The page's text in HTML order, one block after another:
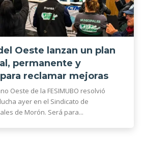
Oeste lanzan un plan
permanente y
reclamar mejoras
Oeste de la FESIMUBO resolvió
ayer en el Sindicato de
de Morón. Será para...